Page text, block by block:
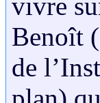
vivre
Benoît
de